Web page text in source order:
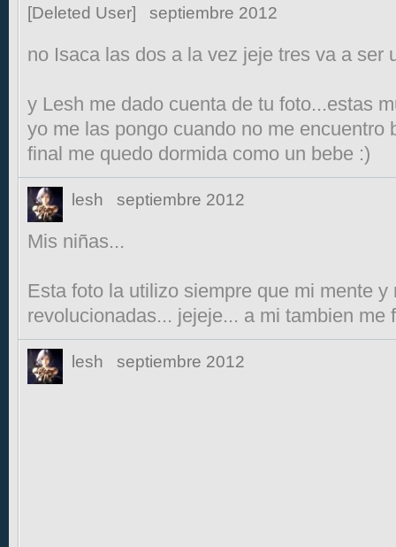
[Deleted User] septiembre 2012
no Isaca las dos a la vez jeje tres va a ser
y Lesh me dado cuenta de tu foto...estas
yo me las pongo cuando no me encuentro
final me quedo dormida como un bebe :)
lesh septiembre 2012
Mis niñas...
Esta foto la utilizo siempre que mi mente
revolucionadas... jejeje... a mi tambien me
lesh septiembre 2012